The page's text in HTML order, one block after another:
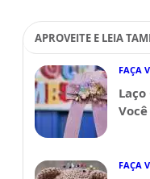
APROVEITE E LEIA
FAÇA
FAÇA